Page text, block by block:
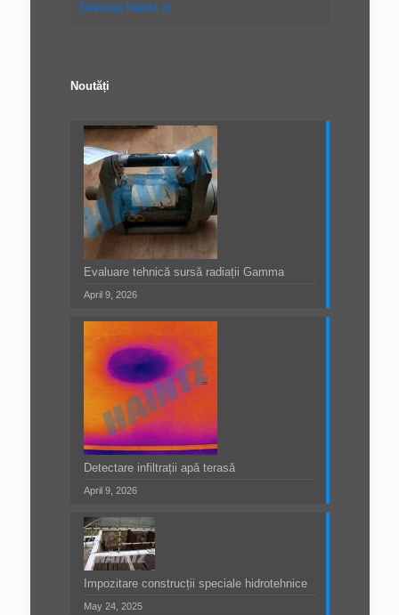
Sitemap Haintz.ro
Noutăți
Evaluare tehnică sursă radiații Gamma
April 9, 2026
Detectare infiltrații apă terasă
April 9, 2026
Impozitare construcții speciale hidrotehnice
May 24, 2025